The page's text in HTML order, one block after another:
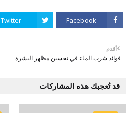
Facebook
Twitter
أقدم
فوائد شرب الماء في تحسين مظهر البشرة
قد تُعجبك هذه المشاركات